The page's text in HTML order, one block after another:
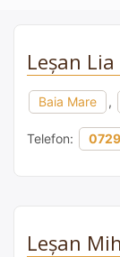
Leșan Lia
Baia Mare ,
Telefon:
Leșan